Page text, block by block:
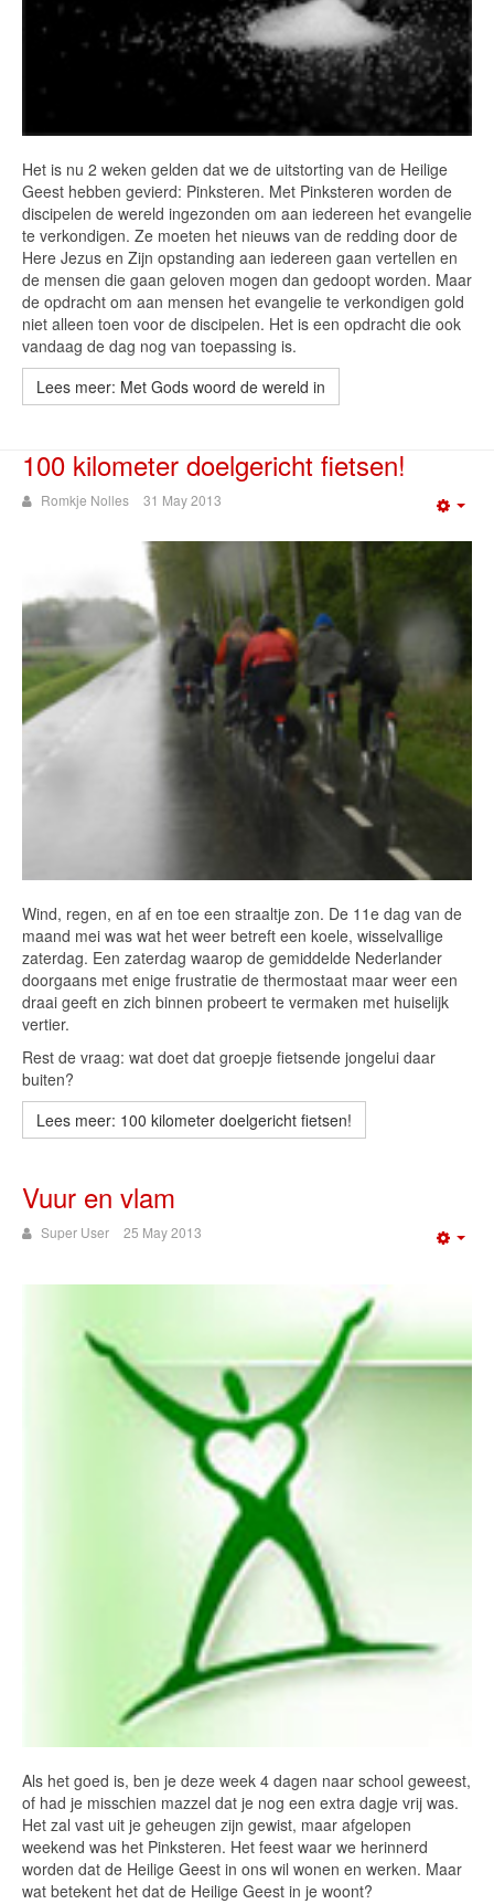
Het is nu 2 weken gelden dat we de uitstorting van de Heilige
Geest hebben gevierd: Pinksteren. Met Pinksteren worden de
discipelen de wereld ingezonden om aan iedereen het evangelie
te verkondigen. Ze moeten het nieuws van de redding door de
Here Jezus en Zijn opstanding aan iedereen gaan vertellen en
de mensen die gaan geloven mogen dan gedoopt worden. Maar
de opdracht om aan mensen het evangelie te verkondigen gold
niet alleen toen voor de discipelen. Het is een opdracht die ook
vandaag de dag nog van toepassing is.
Lees meer: Met Gods woord de wereld in
100 kilometer doelgericht fietsen!
Romkje Nolles 31 May 2013
Wind, regen, en af en toe een straaltje zon. De 11e dag van de
maand mei was wat het weer betreft een koele, wisselvallige
zaterdag. Een zaterdag waarop de gemiddelde Nederlander
doorgaans met enige frustratie de thermostaat maar weer een
draai geeft en zich binnen probeert te vermaken met huiselijk
vertier.
Rest de vraag: wat doet dat groepje fietsende jongelui daar
buiten?
Lees meer: 100 kilometer doelgericht fietsen!
Vuur en vlam
Super User 25 May 2013
Als het goed is, ben je deze week 4 dagen naar school geweest,
of had je misschien mazzel dat je nog een extra dagje vrij was.
Het zal vast uit je geheugen zijn gewist, maar afgelopen
weekend was het Pinksteren. Het feest waar we herinnerd
worden dat de Heilige Geest in ons wil wonen en werken. Maar
wat betekent het dat de Heilige Geest in je woont?